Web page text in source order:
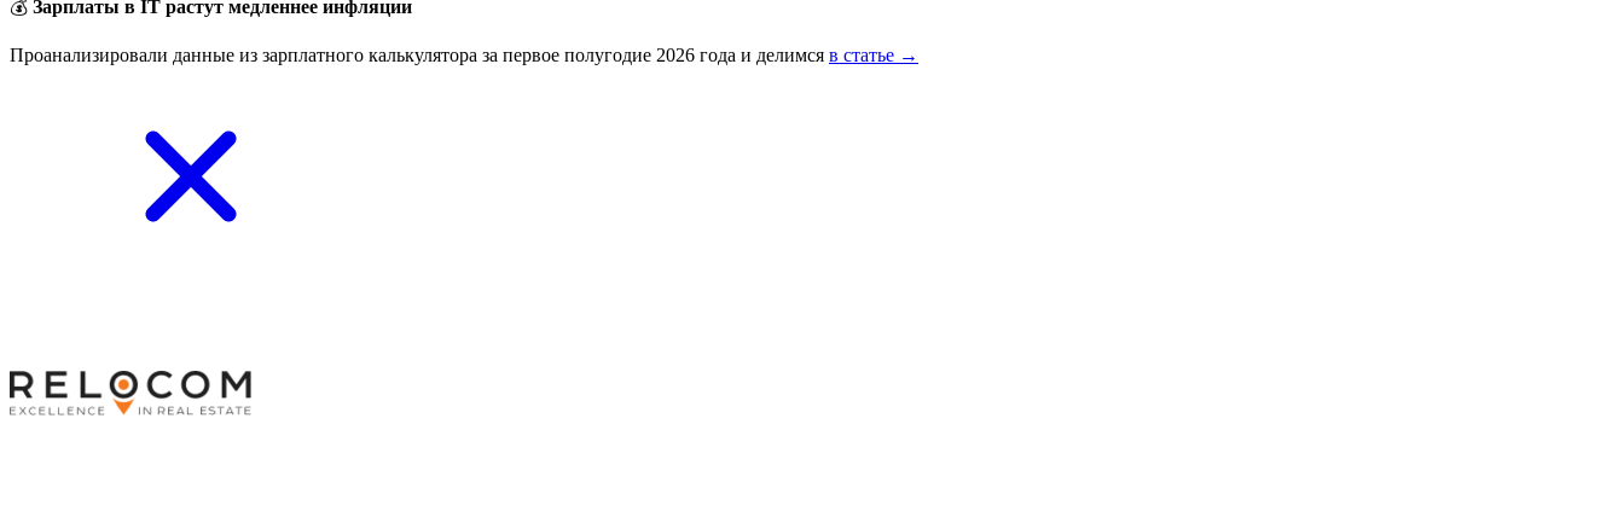
💰 Зарплаты в IT растут медленнее инфляции
Проанализировали данные из зарплатного калькулятора за первое полугодие 2026 года и делимся в статье →